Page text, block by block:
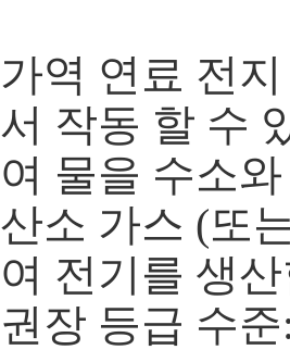
가역 연료 전
서 작동 할 수
여 물을 수소
산소 가스 (또
여 전기를 생
권장 등급 수준